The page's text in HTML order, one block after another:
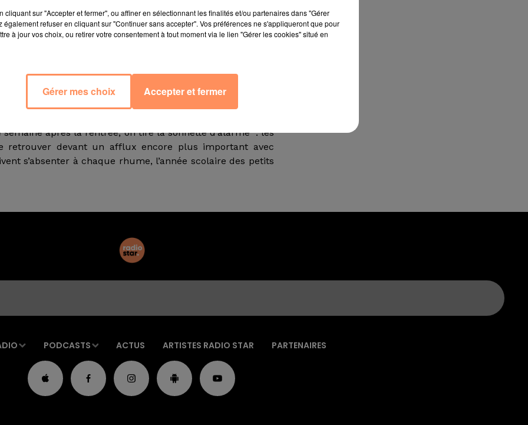
qu’il faut immédiatement isoler l’élève et
ou dans l’établissement qu’après avis médical ou à
dans le même protocole indique
respiratoire aigüe avec fièvre ou sensation de fièvre,
de tête inhabituels, diminution ou perte du goût ou
difficile d’imaginer comment un parent pourrait, dans
après la rentrée, on tire la sonnette d’alarme : les
retrouver devant un afflux encore plus important avec
s’absenter à chaque rhume, l’année scolaire des petits
PODCASTS ACTUS ARTISTES RADIO STAR PARTENAIRES
cliquant sur "Accepter et fermer", ou affiner en sélectionnant les finalités et/ou partenaires dans "Gérer
également refuser en cliquant sur "Continuer sans accepter". Vos préférences ne s'appliqueront que pour
à jour vos choix, ou retirer votre consentement à tout moment via le lien "Gérer les cookies" situé en
Gérer mes choix Accepter et fermer